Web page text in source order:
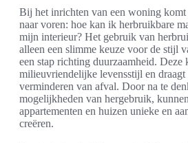
Bij het inrichten van een woning komt
naar voren: hoe kan ik herbruikbare
mijn interieur? Het gebruik van
alleen een slimme keuze voor de stijl
een stap richting duurzaamheid. Deze
milieuvriendelijke levensstijl en draagt
verminderen van afval. Door na te
mogelijkheden van hergebruik,
appartementen en huizen unieke en
creëren.